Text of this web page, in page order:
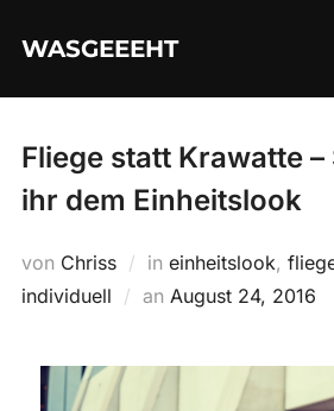
InhaltWASGEEEHT
Fliege statt Krawatte
ihr dem Einheitslook
von Chriss in einheitslook,
individuell
an Veröffentlicht
August 24, 2016